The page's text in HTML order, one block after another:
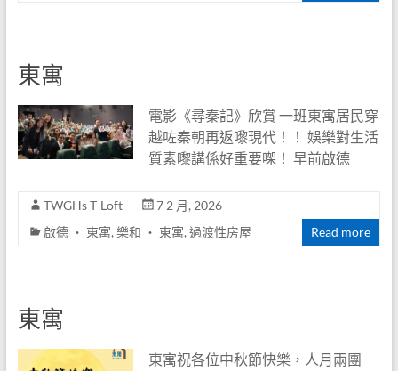
Project
東寓
電影《尋秦記》欣賞 一班東寓居民穿
越咗秦朝再返嚟現代！！ 娛樂對生活
質素嚟講係好重要㗎！ 早前啟德
TWGHs T-Loft
7 2 月, 2026
啟德 ‧ 東寓, 樂和 ‧ 東寓, 過渡性房屋 Read more
東寓
東寓祝各位中秋節快樂，人月兩團